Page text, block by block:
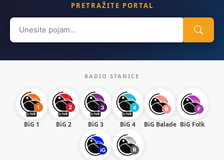
PRETRAŽITE PORTAL
Search
for:
RADIO STANICE
BiG 1 BiG 2 BiG 3 BiG 4 BiG Balade BiG Folk